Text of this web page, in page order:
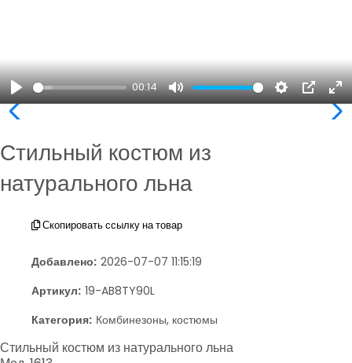
Play
00:14
Mute Settings
PIP
Стильный костюм из
натурального льна
Скопировать ссылку на товар
Добавлено: 2026-07-07 11:15:19
Артикул: 19-AB8TY90L
Категория: Комбинезоны, костюмы
Стильный костюм из натурального льна